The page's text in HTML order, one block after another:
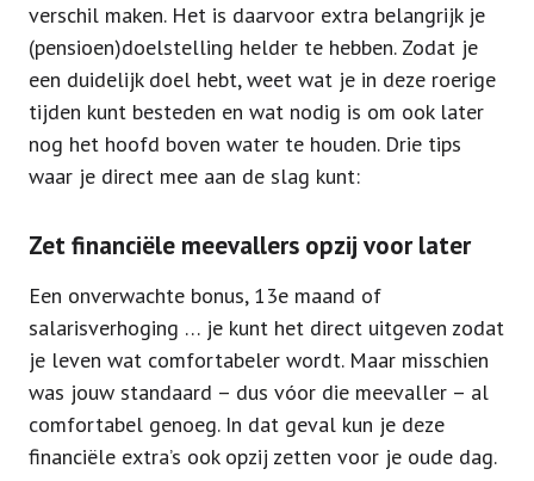
verschil maken. Het is daarvoor extra belangrijk je
(pensioen)doelstelling helder te hebben. Zodat je
een duidelijk doel hebt, weet wat je in deze roerige
tijden kunt besteden en wat nodig is om ook later
nog het hoofd boven water te houden. Drie tips
waar je direct mee aan de slag kunt:
Zet financiële meevallers opzij voor later
Een onverwachte bonus, 13e maand of
salarisverhoging … je kunt het direct uitgeven zodat
je leven wat comfortabeler wordt. Maar misschien
was jouw standaard – dus vóor die meevaller – al
comfortabel genoeg. In dat geval kun je deze
financiële extra’s ook opzij zetten voor je oude dag.